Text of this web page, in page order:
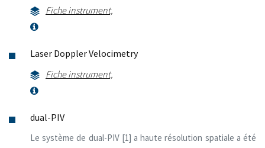
Fiche instrument,
Laser Doppler Velocimetry
Fiche instrument,
dual-PIV
Le système de dual-PIV [1] a haute résolution spatiale a été